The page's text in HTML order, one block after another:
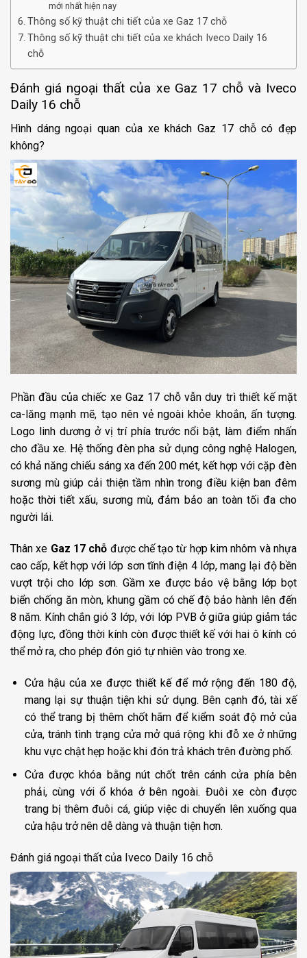
mới nhất hiện nay
Thông số kỹ thuật chi tiết của xe Gaz 17 chỗ
Thông số kỹ thuật chi tiết của xe khách Iveco Daily 16
chỗ
Đánh giá ngoại thất của xe Gaz 17 chỗ và Iveco
Daily 16 chỗ
Hình dáng ngoại quan của xe khách Gaz 17 chỗ có đẹp
không?
Phần đầu của chiếc xe Gaz 17 chỗ vẫn duy trì thiết kế mặt
ca-lăng mạnh mẽ, tạo nên vẻ ngoài khỏe khoắn, ấn tượng.
Logo linh dương ở vị trí phía trước nổi bật, làm điểm nhấn
cho đầu xe. Hệ thống đèn pha sử dụng công nghệ Halogen,
có khả năng chiếu sáng xa đến 200 mét, kết hợp với cặp đèn
sương mù giúp cải thiện tầm nhìn trong điều kiện ban đêm
hoặc thời tiết xấu, sương mù, đảm bảo an toàn tối đa cho
người lái.
Thân xe Gaz 17 chỗ được chế tạo từ hợp kim nhôm và nhựa
cao cấp, kết hợp với lớp sơn tĩnh điện 4 lớp, mang lại độ bền
vượt trội cho lớp sơn. Gầm xe được bảo vệ bằng lớp bọt
biển chống ăn mòn, khung gầm có chế độ bảo hành lên đến
8 năm. Kính chắn gió 3 lớp, với lớp PVB ở giữa giúp giảm tác
động lực, đồng thời kính còn được thiết kế với hai ô kính có
thể mở ra, cho phép đón gió tự nhiên vào trong xe.
Cửa hậu của xe được thiết kế để mở rộng đến 180 độ,
mang lại sự thuận tiện khi sử dụng. Bên cạnh đó, tài xế
có thể trang bị thêm chốt hãm để kiểm soát độ mở của
cửa, tránh tình trạng cửa mở quá rộng khi đỗ xe ở những
khu vực chật hẹp hoặc khi đón trả khách trên đường phố.
Cửa được khóa bằng nút chốt trên cánh cửa phía bên
phải, cùng với ổ khóa ở bên ngoài. Đuôi xe còn được
trang bị thêm đuôi cá, giúp việc di chuyển lên xuống qua
cửa hậu trở nên dễ dàng và thuận tiện hơn.
Đánh giá ngoại thất của Iveco Daily 16 chỗ